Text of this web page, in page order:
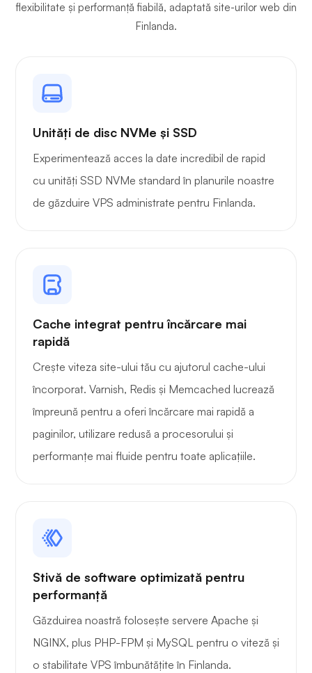
Mirare
Playtube
Grafana
flexibilitate și performanță fiabilă, adaptată site-urilor web din
Finlanda.
Unități de disc NVMe și SSD
Experimentează acces la date incredibil de rapid
cu unități SSD NVMe standard în planurile noastre
de găzduire VPS administrate pentru Finlanda.
Cache integrat pentru încărcare mai
rapidă
Crește viteza site-ului tău cu ajutorul cache-ului
încorporat. Varnish, Redis și Memcached lucrează
împreună pentru a oferi încărcare mai rapidă a
paginilor, utilizare redusă a procesorului și
performanțe mai fluide pentru toate aplicațiile.
Stivă de software optimizată pentru
performanță
Găzduirea noastră folosește servere Apache și
NGINX, plus PHP-FPM și MySQL pentru o viteză și
o stabilitate VPS îmbunătățite în Finlanda.